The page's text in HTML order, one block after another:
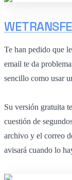
Te han pedido que
email te da
sencillo como usar
Su versión gratuita
cuestión de
archivo y el correo
avisará cuando lo